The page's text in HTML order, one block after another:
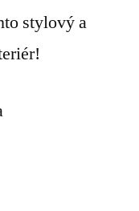
stylový a